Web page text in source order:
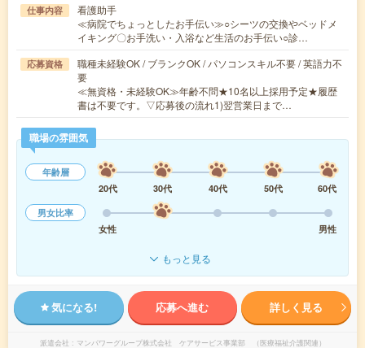
仕事内容
看護助手
≪病院でちょっとしたお手伝い≫○シーツの交換やベッドメ
イキング〇お手洗い・入浴など生活のお手伝い○診…
応募資格
職種未経験OK / ブランクOK / パソコンスキル不要 / 英語力不
要
≪無資格・未経験OK≫年齢不問★10名以上採用予定★履歴
書は不要です。▽応募後の流れ1)翌営業日まで…
職場の雰囲気
年齢層
20代
30代 40代 50代
60代
男女比率
女性
男性
もっと見る
気になる! 応募へ進む 詳しく見る
派遣会社 マンパワーグループ株式会社 ケアサービス事業部 （医療福祉介護関連）